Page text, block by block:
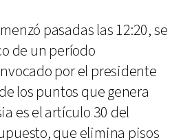
pasadas las 12:20, se
de un período
por el presidente
los puntos que genera
es el artículo 30 del
que elimina pisos